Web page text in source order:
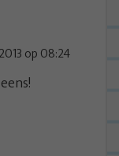
op 08:24